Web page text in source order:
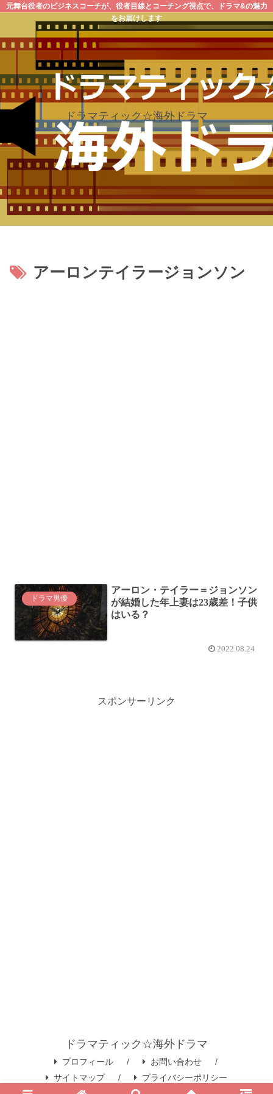
元舞台役者のビジネスコーチが、役者目線とコーチング視点で、ドラマ&の魅力
をお届けします
ドラマティック☆海外ドラマ
アーロンテイラージョンソン
ドラマ男優
アーロン・テイラー＝ジョンソン
が結婚した年上妻は23歳差！子供
はいる？
2022.08.24
スポンサーリンク
ドラマティック☆海外ドラマ
プロフィール
お問い合わせ
サイトマップ
プライバシーポリシー